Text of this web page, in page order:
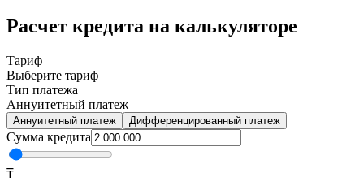
Расчет кредита на калькуляторе
Тариф
Выберите тариф
Тип платежа
Аннуитетный платеж
Аннуитетный платеж Дифференцированный платеж
Сумма кредита
₸